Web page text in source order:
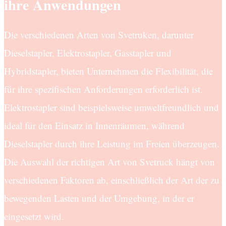
ihre Anwendungen
Die verschiedenen Arten von Svetruken, darunter
Dieselstapler, Elektrostapler, Gasstapler und
Hybridstapler, bieten Unternehmen die Flexibilität, die
für ihre spezifischen Anforderungen erforderlich ist.
Elektrostapler sind beispielsweise umweltfreundlich und
ideal für den Einsatz in Innenräumen, während
Dieselstapler durch ihre Leistung im Freien überzeugen.
Die Auswahl der richtigen Art von Svetruck hängt von
verschiedenen Faktoren ab, einschließlich der Art der zu
bewegenden Lasten und der Umgebung, in der er
eingesetzt wird.